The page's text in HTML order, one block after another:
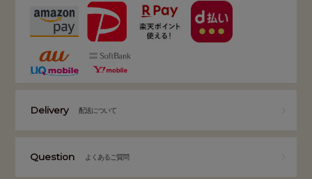
Delivery 配送について
Question よくあるご質問